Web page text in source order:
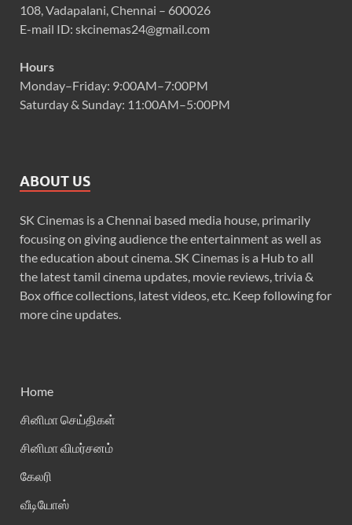
108, Vadapalani, Chennai – 600026
E-mail ID: skcinemas24@gmail.com
Hours
Monday–Friday: 9:00AM–7:00PM
Saturday & Sunday: 11:00AM–5:00PM
ABOUT US
SK Cinemas is a Chennai based media house, primarily
focusing on giving audience the entertainment as well as
the education about cinema. SK Cinemas is a Hub to all
the latest tamil cinema updates, movie reviews, trivia &
Box office collections, latest videos, etc. Keep following for
more cine updates.
Home
சினிமா செய்திகள்
சினிமா விமர்சனம்
கேலரி
வீடியோஸ்